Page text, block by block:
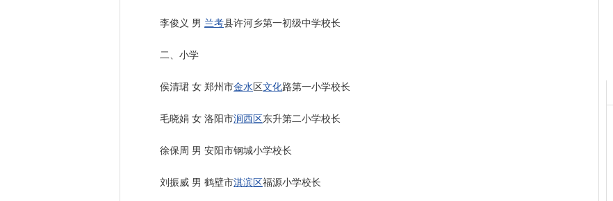
李俊义 男 兰考县许河乡第一初级中学校长
二、小学
侯清珺 女 郑州市金水区文化路第一小学校长
毛晓娟 女 洛阳市涧西区东升第二小学校长
徐保周 男 安阳市钢城小学校长
刘振威 男 鹤壁市淇滨区福源小学校长